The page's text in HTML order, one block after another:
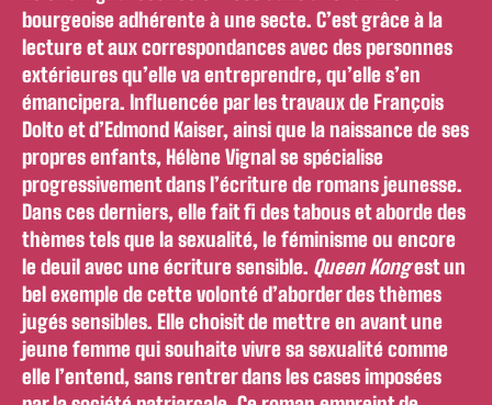
bourgeoise adhérente à une secte. C’est grâce à la
lecture et aux correspondances avec des personnes
extérieures qu’elle va entreprendre, qu’elle s’en
émancipera. Influencée par les travaux de François
Dolto et d’Edmond Kaiser, ainsi que la naissance de ses
propres enfants, Hélène Vignal se spécialise
progressivement dans l’écriture de romans jeunesse.
Dans ces derniers, elle fait fi des tabous et aborde des
thèmes tels que la sexualité, le féminisme ou encore
le deuil avec une écriture sensible. Queen Kongest un
bel exemple de cette volonté d’aborder des thèmes
jugés sensibles. Elle choisit de mettre en avant une
jeune femme qui souhaite vivre sa sexualité comme
elle l’entend, sans rentrer dans les cases imposées